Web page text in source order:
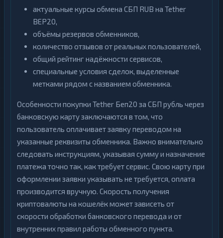
актуальные курсы обмена СБП RUB на Tether
BEP20,
объёмы резервов обменников,
количество отзывов от реальных пользователей,
общий рейтинг надёжности сервисов,
специальные условия сделок, выделенные
метками рядом с названием обменника.
Особенности покупки Tether Беп20 за СБП рубль через
банковскую карту заключаются в том, что
пользователь оплачивает заявку переводом на
указанные реквизиты обменника. Важно внимательно
следовать инструкциям, указывая сумму и назначение
платежа точно так, как требует сервис. Свою карту при
оформлении заявки указывать не требуется, оплата
производится вручную. Скорость получения
криптовалюты на кошелёк может зависеть от
скорости обработки банковского перевода и от
внутренних правил работы обменного пункта.